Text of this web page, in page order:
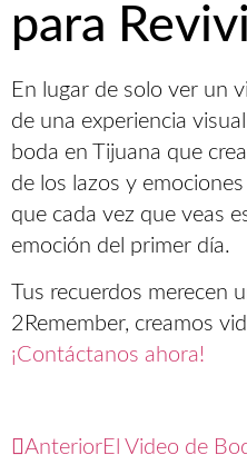
para
En lugar de solo ver un
de una experiencia
boda en Tijuana que
de los lazos y
que cada vez que veas
emoción del primer día.
Tus recuerdos
2Remember, creamos
¡Contáctanos ahora!
AnteriorEl Video de